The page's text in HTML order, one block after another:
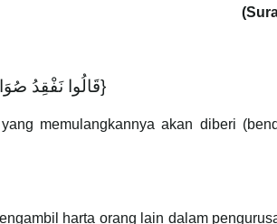
{قَالُوا نَفْقِدُ صُوَاعَ الْمَلِكِ وَلِمَنْ جَاءَ بِهِ حِمْلُ بَعِيرٍ وَأَنَا بِهِ زَعِيمٌ}
memulangkannya akan diberi
harta orang lain dalam